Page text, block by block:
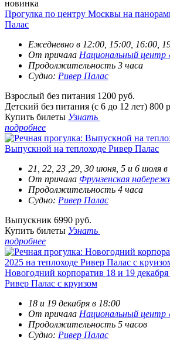
новинка
Прогулка по центру Москвы на
Палас
Ежедневно в 12:00, 15:00, 16:00,
От причала Национальный центр
Продолжительность 3 часа
Судно: Ривер Палас
Взрослый без питания 1200 руб.
Детский без питания (с 6 до 12 лет) 800
Купить билеты Узнать
подробнее
Выпускной на теплоходе Ривер Палас
21, 22, 23 ,29, 30 июня, 5 и 6 июля
От причала Фрунзенская
Продолжительность 4 часа
Судно: Ривер Палас
Выпускник 6990 руб.
Купить билеты Узнать
подробнее
Новогодний корпоратив 18 и 19 декабря
Ривер Палас с круизом
18 и 19 декабря в 18:00
От причала Национальный центр
Продолжительность 5 часов
Судно: Ривер Палас